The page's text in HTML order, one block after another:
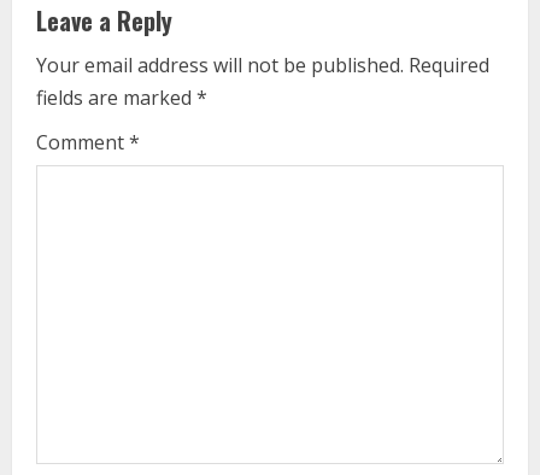
n
u
e
R
Leave a Reply
Your email address will not be published. Required
fields are marked *
Comment*